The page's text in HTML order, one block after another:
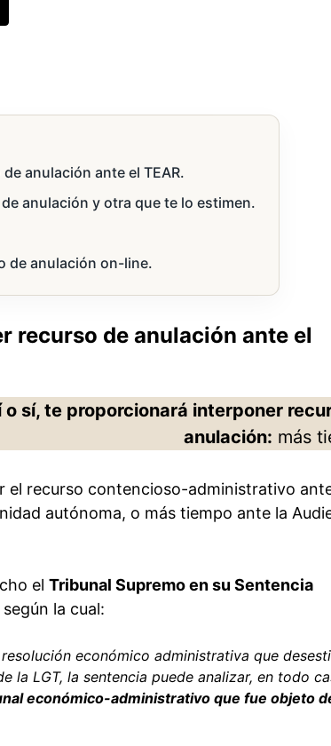
anulación ante el TEAR.
anulación y otra que te lo estimen.
de anulación on-line.
recurso de anulación ante el
sí, te proporcionará interponer
anulación: más
el recurso contencioso-administrativo
autónoma, o más tiempo ante la
el Tribunal Supremo en su Sentencia
la cual:
económico administrativa que
la LGT, la sentencia puede analizar, en todo
económico-administrativo que fue objeto